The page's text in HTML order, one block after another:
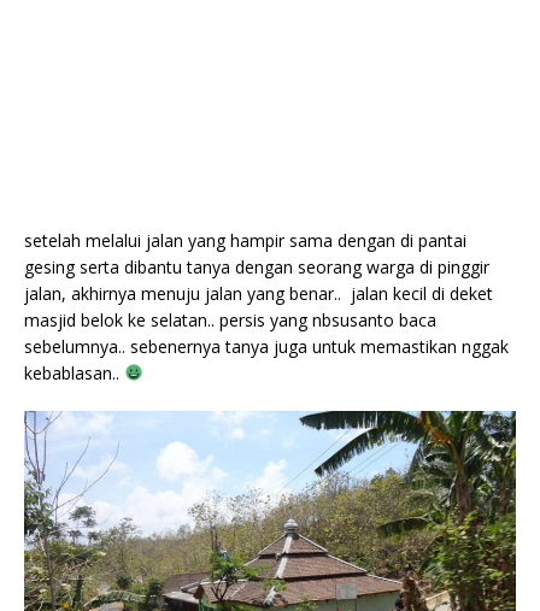
setelah melalui jalan yang hampir sama dengan di pantai
gesing serta dibantu tanya dengan seorang warga di pinggir
jalan, akhirnya menuju jalan yang benar.. jalan kecil di deket
masjid belok ke selatan.. persis yang nbsusanto baca
sebelumnya.. sebenernya tanya juga untuk memastikan nggak
kebablasan..